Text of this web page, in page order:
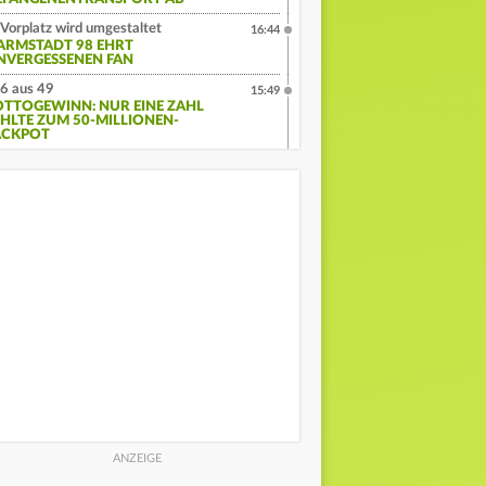
Vorplatz wird umgestaltet
98 EHRT
FAN
16:44
6 aus 49
NUR EINE ZAHL
ZUM 50-MILLIONEN-
15:49